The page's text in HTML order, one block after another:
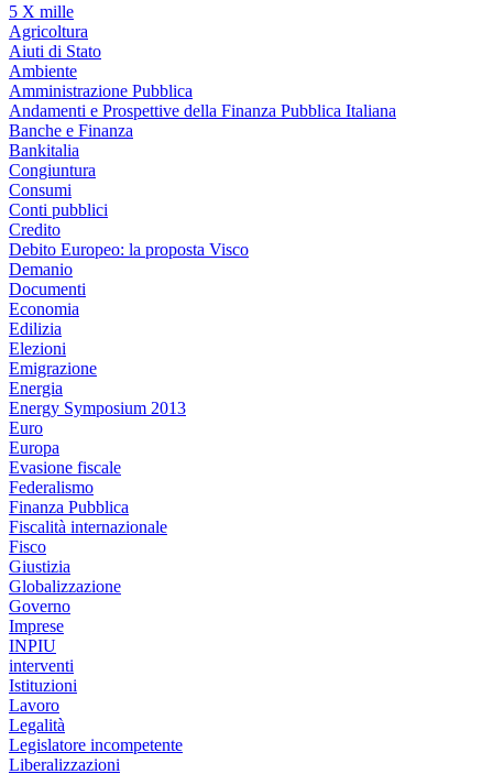
5 X mille
Agricoltura
Aiuti di Stato
Ambiente
Amministrazione Pubblica
Andamenti e Prospettive della Finanza Pubblica Italiana
Banche e Finanza
Bankitalia
Congiuntura
Consumi
Conti pubblici
Credito
Debito Europeo: la proposta Visco
Demanio
Documenti
Economia
Edilizia
Elezioni
Emigrazione
Energia
Energy Symposium 2013
Euro
Europa
Evasione fiscale
Federalismo
Finanza Pubblica
Fiscalità internazionale
Fisco
Giustizia
Globalizzazione
Governo
Imprese
INPIU
interventi
Istituzioni
Lavoro
Legalità
Legislatore incompetente
Liberalizzazioni